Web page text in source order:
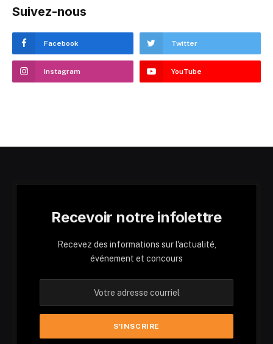
Suivez-nous
Facebook Twitter
Instagram YouTube
Recevoir notre infolettre
Recevez des informations sur l'actualité,
événement et concours